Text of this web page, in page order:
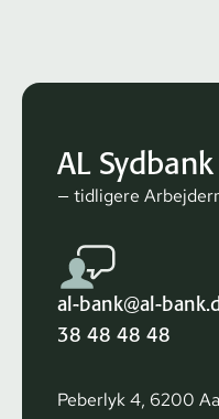
AL Sydbank
— tidligere
al-bank@al-
38 48 48 48
Peberlyk 4, 6200